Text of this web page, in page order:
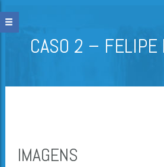
CASO 2 – FELIPE
IMAGENS